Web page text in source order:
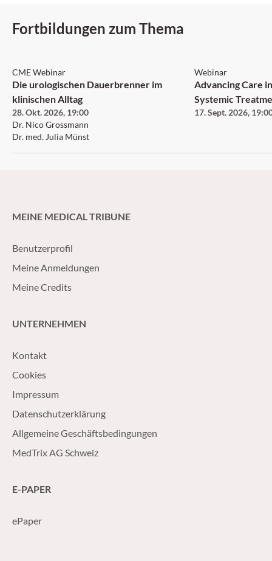
Fortbildungen zum Thema
CME Webinar
Die urologischen Dauerbrenner im
klinischen Alltag
28. Okt. 2026, 19:00
Dr. Nico Grossmann
Dr. med. Julia Münst
Webinar
Advancing Care
Systemic
17. Sept. 2026,
MEINE MEDICAL TRIBUNE
Benutzerprofil
Meine Anmeldungen
Meine Credits
UNTERNEHMEN
Kontakt
Cookies
Impressum
Datenschutzerklärung
Allgemeine Geschäftsbedingungen
MedTrix AG Schweiz
E-PAPER
ePaper